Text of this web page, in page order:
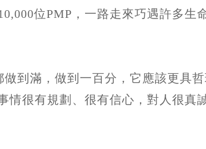
位PMP，一路走來巧遇許多生
到滿，做到一百分，它應該更具
很有規劃、很有信心，對人很真